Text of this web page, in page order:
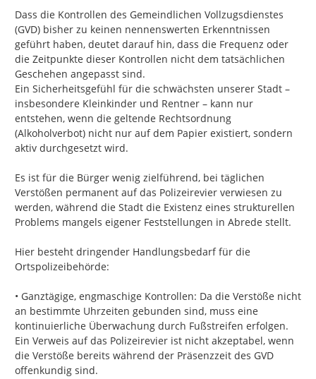
Dass die Kontrollen des Gemeindlichen Vollzugsdienstes
(GVD) bisher zu keinen nennenswerten Erkenntnissen
geführt haben, deutet darauf hin, dass die Frequenz oder
die Zeitpunkte dieser Kontrollen nicht dem tatsächlichen
Geschehen angepasst sind.
Ein Sicherheitsgefühl für die schwächsten unserer Stadt –
insbesondere Kleinkinder und Rentner – kann nur
entstehen, wenn die geltende Rechtsordnung
(Alkoholverbot) nicht nur auf dem Papier existiert, sondern
aktiv durchgesetzt wird.
Es ist für die Bürger wenig zielführend, bei täglichen
Verstößen permanent auf das Polizeirevier verwiesen zu
werden, während die Stadt die Existenz eines strukturellen
Problems mangels eigener Feststellungen in Abrede stellt.
Hier besteht dringender Handlungsbedarf für die
Ortspolizeibehörde:
• Ganztägige, engmaschige Kontrollen: Da die Verstöße nicht
an bestimmte Uhrzeiten gebunden sind, muss eine
kontinuierliche Überwachung durch Fußstreifen erfolgen.
Ein Verweis auf das Polizeirevier ist nicht akzeptabel, wenn
die Verstöße bereits während der Präsenzzeit des GVD
offenkundig sind.